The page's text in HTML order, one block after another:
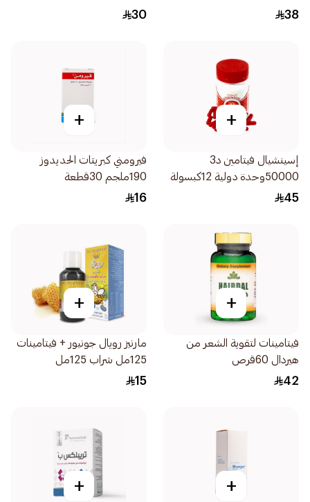
38
30
+
إسينشيال فيتامين د3
50000وحدة دولية 12كبسولة
45
+
فيرومني كبريتات الحديدوز
190ملجم 30قطعة
16
+
فيتامينات لتقوية الشعر من
هيردال 60قرص
42
+
مارنيز رويال جونيور + فيتامينات
125مل شراب 125مل
15
+
+